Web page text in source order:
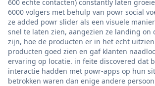
600 echte contacten) constantly laten
6000 volgers met behulp van powr social
ze added powr slider als een visuele
snel te laten zien, aangezien ze landing on
zijn, hoe de producten er in het echt
producten goed zien en gaf klanten
ervaring op locatie. in feite discovered dat
interactie hadden met powr-apps op hun
betrokken waren dan enige andere